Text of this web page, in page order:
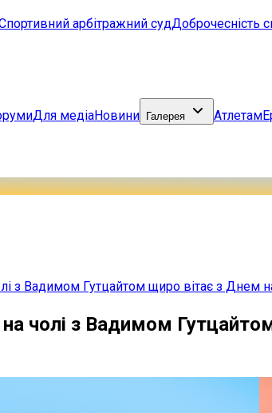
арбітражний судДоброчесність
Для медіаНовини Галерея Атлетам
з Вадимом Гутцайтом щиро вітає з Днем
на чолі з Вадимом